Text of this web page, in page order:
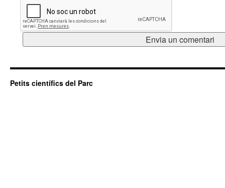
Petits científics del Parc